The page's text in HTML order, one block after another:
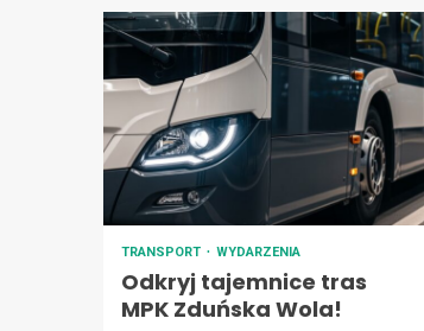
TRANSPORT WYDARZENIA
Odkryj tajemnice tras
MPK Zduńska Wola!